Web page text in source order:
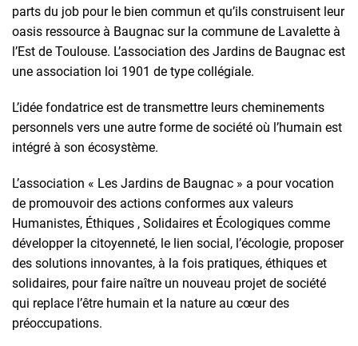
parts du job pour le bien commun et qu’ils construisent leur
oasis ressource à Baugnac sur la commune de Lavalette à
l’Est de Toulouse. L’association des Jardins de Baugnac est
une association loi 1901 de type collégiale.
L’idée fondatrice est de transmettre leurs cheminements
personnels vers une autre forme de société où l’humain est
intégré à son écosystème.
L’association « Les Jardins de Baugnac » a pour vocation
de promouvoirdes actions conformes aux valeurs
Humanistes, Éthiques , Solidaires et Écologiques comme
développerla citoyenneté, le lien social, l’écologie, proposer
des solutions innovantes, à la fois pratiques, éthiques et
solidaires, pour faire naître un nouveau projet de société
qui replace l’être humain et la nature au cœurdes
préoccupations.